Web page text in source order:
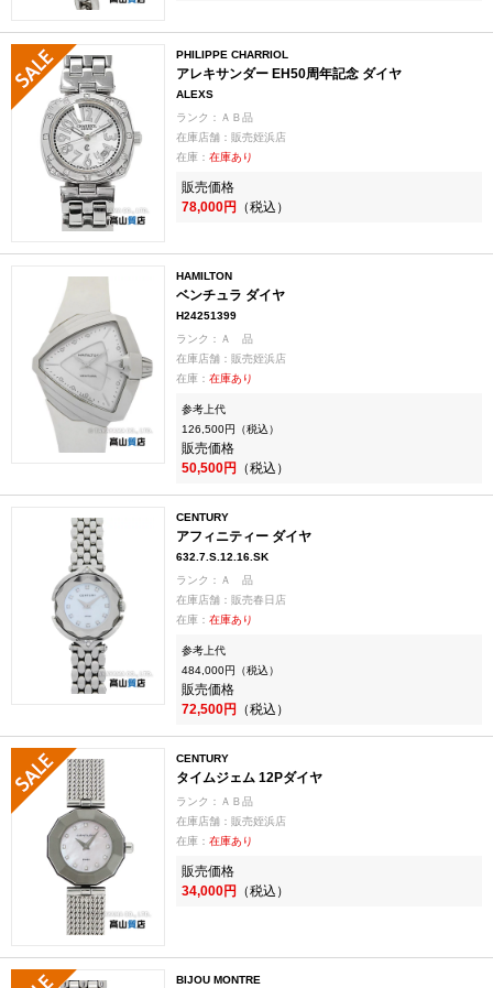
PHILIPPE CHARRIOL
アレキサンダー EH50周年記念 ダイヤ
ALEXS
ランク：ＡＢ品
在庫店舗：販売姪浜店
在庫： 在庫あり
販売価格
78,000円 （税込）
HAMILTON
ベンチュラ ダイヤ
H24251399
ランク：Ａ 品
在庫店舗：販売姪浜店
在庫： 在庫あり
参考上代
126,500円（税込）
販売価格
50,500円 （税込）
CENTURY
アフィニティー ダイヤ
632.7.S.12.16.SK
ランク：Ａ 品
在庫店舗：販売春日店
在庫： 在庫あり
参考上代
484,000円（税込）
販売価格
72,500円 （税込）
CENTURY
タイムジェム 12Pダイヤ
ランク：ＡＢ品
在庫店舗：販売姪浜店
在庫： 在庫あり
販売価格
34,000円 （税込）
BIJOU MONTRE